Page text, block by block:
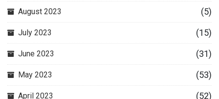
August 2023 (5)
July 2023 (15)
June 2023 (31)
May 2023 (53)
April 2023 (52)